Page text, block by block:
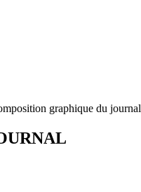
graphique du journal